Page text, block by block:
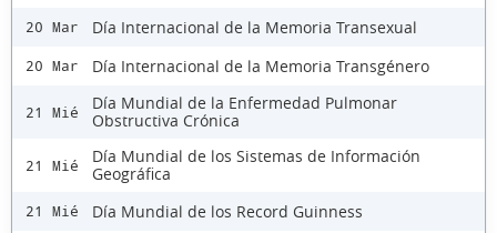
20 Mar Día Internacional de la Memoria Transexual
20 Mar Día Internacional de la Memoria Transgénero
21 Mié
Día Mundial de la Enfermedad Pulmonar
Obstructiva Crónica
21 Mié
Día Mundial de los Sistemas de Información
Geográfica
21 Mié Día Mundial de los Record Guinness